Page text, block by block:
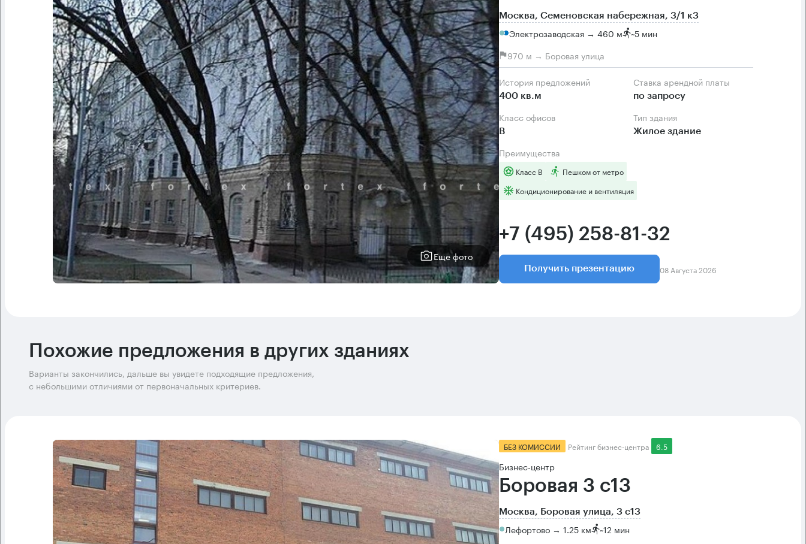
Еще фото
Москва, Семеновская набережная, 3/1 к3
Электрозаводская → 460 м ~5 мин
970 м → Боровая улица
История предложений
400 кв.м
Ставка арендной платы
по запросу
Класс офисов
B
Тип здания
Жилое здание
Преимущества
Класс B
Пешком от метро
Кондиционирование и вентиляция
+7 (495) 258-81-32
Получить презентацию 08 Августа 2026
Похожие предложения в других зданиях
Варианты закончились, дальше вы увидете подходящие предложения,
с небольшими отличиями от первоначальных критериев.
БЕЗ КОМИССИИ Рейтинг бизнес-центра 6.5
Бизнес-центр
Боровая 3 с13
Москва, Боровая улица, 3 с13
Лефортово → 1.25 км ~12 мин